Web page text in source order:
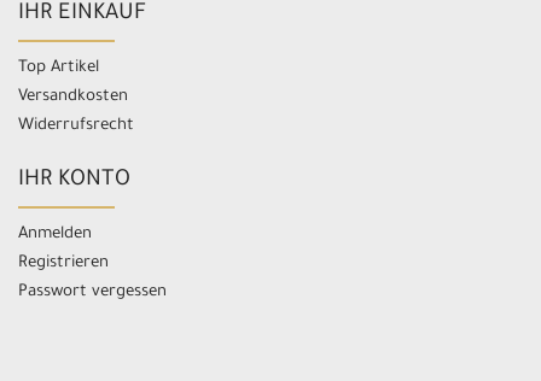
IHR EINKAUF
Top Artikel
Versandkosten
Widerrufsrecht
IHR KONTO
Anmelden
Registrieren
Passwort vergessen